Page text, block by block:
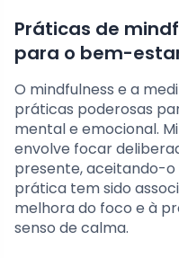
Práticas de
para o bem-
O mindfulness e a
práticas poderosas
mental e emocional.
envolve focar
presente, aceitando-o
prática tem sido
melhora do foco e à
senso de calma.